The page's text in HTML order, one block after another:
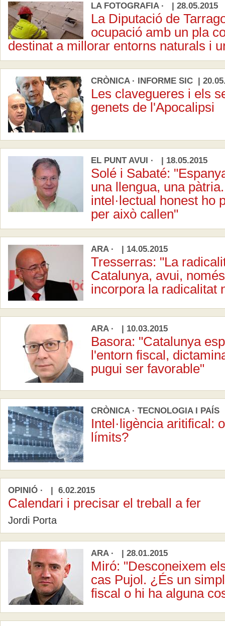
LA FOTOGRAFIA · | 28.05.2015
La Diputació de
ocupació amb un pla
destinat a millorar entorns naturals i
CRÒNICA · INFORME SIC |
Les clavegueres i els
genets de l'Apocalipsi
EL PUNT AVUI · | 18.05.2015
Solé i Sabaté:
una llengua, una
intel·lectual honest ho
per això callen"
ARA · | 14.05.2015
Tresserras: "La
Catalunya, avui,
incorpora la radicalitat
ARA · | 10.03.2015
Basora: "Catalunya
l'entorn fiscal,
pugui ser favorable"
CRÒNICA · TECNOLOGIA I PAÍS
Intel·ligència aritifical:
límits?
OPINIÓ · | 6.02.2015
Calendari i precisar el treball a fer
Jordi Porta
ARA · | 28.01.2015
Miró: "Desconeixem
cas Pujol. ¿És un
fiscal o hi ha alguna